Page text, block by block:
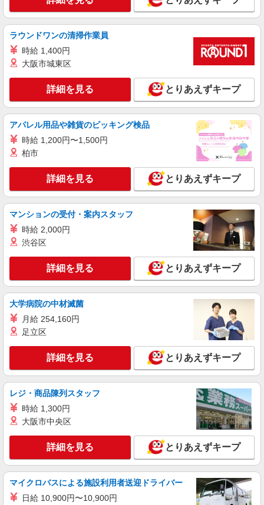
フルーツジュース販売スタッフ
［アルバイト・パート］一般時給1,085円 ※試
用期間（実働200時間）：時給1,075円 ※高校生：
時給1,085円（研修期間は上記と同じ） ※22:00以
茨城県つくば市研究学園5丁目19番 イーアスつ
キープ 詳細を見る
正社員
ウニコ
販売スタッフ
［正社員］月給220,000円〜 固定残業時間 月
15時間分（21,975円以上）を含み、超過分は別途
支給 ※試用期間（3ヵ月間）の給与・シフトは通
常と同条件
茨城県つくば市研究学園5丁目19番 イーアス
つくば
キープ 詳細を見る
アルバイト
ミスタードーナツの販売・製造スタッフ
※経験・能力により優遇します ［アルバイ
ト］時給1,150円〜1,400円 ※試用期間（1ヶ月
間）：時給1,120円 ［契約社員］時給1,200円〜
1,450円 ※試用期間（1ヶ月間）：時給1,170円
茨城県つくば市研究学園5丁目19番 イーアス
つくば
詳細を見る
販売スタッフ
［アルバイト］時給1,124円 ※試用期間（約3
つくば
キープ 詳細を見る
アルバイト パート 契約社員
ラウンドワンの清掃作業員
時給 1,400円
大阪市城東区
詳細を見る とりあえずキープ
アパレル用品や雑貨のピッキング検品
時給 1,200円〜1,500円
柏市
詳細を見る とりあえずキープ
マンションの受付・案内スタッフ
時給 2,000円
渋谷区
詳細を見る とりあえずキープ
大学病院の中材滅菌
月給 254,160円
足立区
詳細を見る とりあえずキープ
レジ・商品陳列スタッフ
時給 1,300円
大阪市中央区
詳細を見る とりあえずキープ
マイクロバスによる施設利用者送迎ドライバー
日給 10,900円〜10,900円